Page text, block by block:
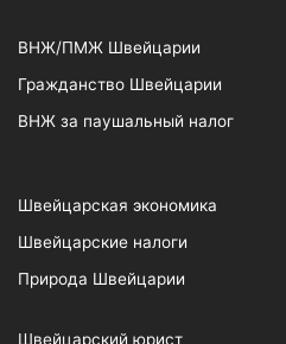
ВНЖ/ПМЖ Швейцарии
Гражданство Швейцарии
ВНЖ за паушальный налог
Швейцарская экономика
Швейцарские налоги
Природа Швейцарии
Швейцарский юрист